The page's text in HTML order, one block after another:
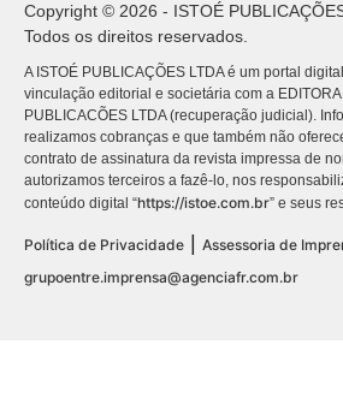
Copyright © 2026 - ISTOÉ
Todos os direitos reservados.
A ISTOÉ PUBLICAÇÕES LTDA é um portal
vinculação editorial e societária com a
PUBLICACÕES LTDA (recuperação judicial).
realizamos cobranças e que também não
contrato de assinatura da revista impressa de
autorizamos terceiros a fazê-lo, nos
conteúdo digital “https://istoe.com.br” e seus
Política de Privacidade
Assessoria de
grupoentre.imprensa@agenciafr.com.br